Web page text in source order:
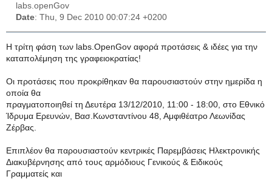
labs.openGov
Date: Thu, 9 Dec 2010 00:07:24 +0200
H τρίτη φάση των labs.OpenGov αφορά προτάσεις & ιδέες για την
καταπολέμηση της γραφειοκρατίας!
Οι προτάσεις που προκρίθηκαν θα παρουσιαστούν στην ημερίδα η
οποία θα
πραγματοποιηθεί τη Δευτέρα 13/12/2010, 11:00 - 18:00, στο Εθνικό
Ίδρυμα Ερευνών, Βασ.Κωνσταντίνου 48, Αμφιθέατρο Λεωνίδας
Ζέρβας.
Επιπλέον θα παρουσιαστούν κεντρικές Παρεμβάσεις Ηλεκτρονικής
Διακυβέρνησης από τους αρμόδιους Γενικούς & Ειδικούς
Γραμματείς και